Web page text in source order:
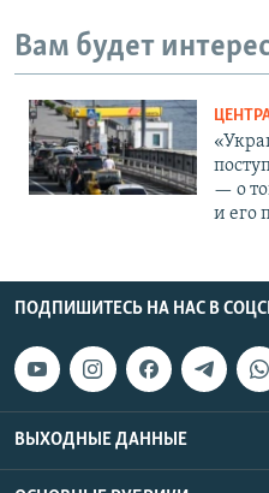
Вам будет
— о
и его
ПОДПИШИТЕСЬ НА НАС В
ВЫХОДНЫЕ ДАННЫЕ